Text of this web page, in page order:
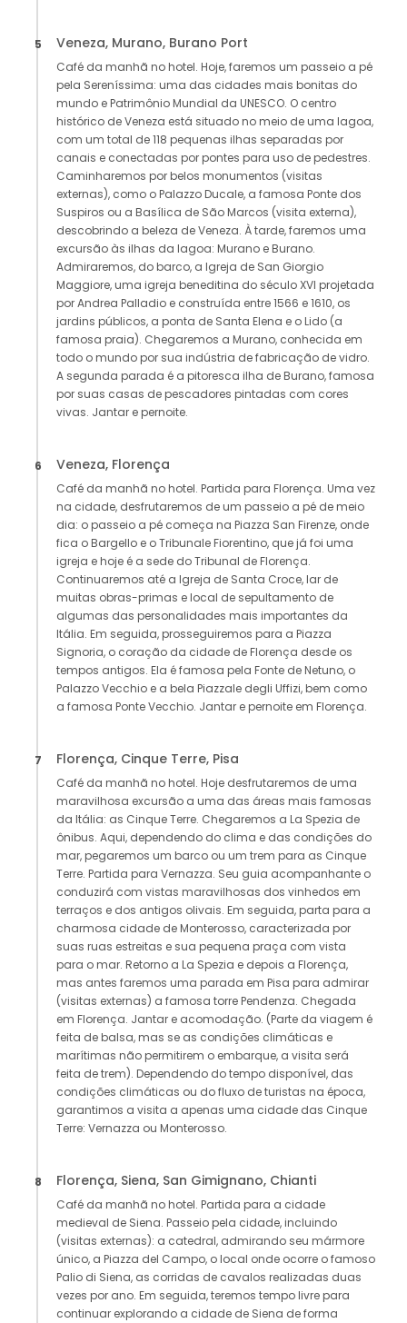
5 Veneza, Murano, Burano Port
Café da manhã no hotel. Hoje, faremos um passeio a pé
pela Sereníssima: uma das cidades mais bonitas do
mundo e Patrimônio Mundial da UNESCO. O centro
histórico de Veneza está situado no meio de uma lagoa,
com um total de 118 pequenas ilhas separadas por
canais e conectadas por pontes para uso de pedestres.
Caminharemos por belos monumentos (visitas
externas), como o Palazzo Ducale, a famosa Ponte dos
Suspiros ou a Basílica de São Marcos (visita externa),
descobrindo a beleza de Veneza. À tarde, faremos uma
excursão às ilhas da lagoa: Murano e Burano.
Admiraremos, do barco, a Igreja de San Giorgio
Maggiore, uma igreja beneditina do século XVI projetada
por Andrea Palladio e construída entre 1566 e 1610, os
jardins públicos, a ponta de Santa Elena e o Lido (a
famosa praia). Chegaremos a Murano, conhecida em
todo o mundo por sua indústria de fabricação de vidro.
A segunda parada é a pitoresca ilha de Burano, famosa
por suas casas de pescadores pintadas com cores
vivas. Jantar e pernoite.
6 Veneza, Florença
Café da manhã no hotel. Partida para Florença. Uma vez
na cidade, desfrutaremos de um passeio a pé de meio
dia: o passeio a pé começa na Piazza San Firenze, onde
fica o Bargello e o Tribunale Fiorentino, que já foi uma
igreja e hoje é a sede do Tribunal de Florença.
Continuaremos até a Igreja de Santa Croce, lar de
muitas obras-primas e local de sepultamento de
algumas das personalidades mais importantes da
Itália. Em seguida, prosseguiremos para a Piazza
Signoria, o coração da cidade de Florença desde os
tempos antigos. Ela é famosa pela Fonte de Netuno, o
Palazzo Vecchio e a bela Piazzale degli Uffizi, bem como
a famosa Ponte Vecchio. Jantar e pernoite em Florença.
7 Florença, Cinque Terre, Pisa
Café da manhã no hotel. Hoje desfrutaremos de uma
maravilhosa excursão a uma das áreas mais famosas
da Itália: as Cinque Terre. Chegaremos a La Spezia de
ônibus. Aqui, dependendo do clima e das condições do
mar, pegaremos um barco ou um trem para as Cinque
Terre. Partida para Vernazza. Seu guia acompanhante o
conduzirá com vistas maravilhosas dos vinhedos em
terraços e dos antigos olivais. Em seguida, parta para a
charmosa cidade de Monterosso, caracterizada por
suas ruas estreitas e sua pequena praça com vista
para o mar. Retorno a La Spezia e depois a Florença,
mas antes faremos uma parada em Pisa para admirar
(visitas externas) a famosa torre Pendenza. Chegada
em Florença. Jantar e acomodação. (Parte da viagem é
feita de balsa, mas se as condições climáticas e
marítimas não permitirem o embarque, a visita será
feita de trem). Dependendo do tempo disponível, das
condições climáticas ou do fluxo de turistas na época,
garantimos a visita a apenas uma cidade das Cinque
Terre: Vernazza ou Monterosso.
8 Florença, Siena, San Gimignano, Chianti
Café da manhã no hotel. Partida para a cidade
medieval de Siena. Passeio pela cidade, incluindo
(visitas externas): a catedral, admirando seu mármore
único, a Piazza del Campo, o local onde ocorre o famoso
Palio di Siena, as corridas de cavalos realizadas duas
vezes por ano. Em seguida, teremos tempo livre para
continuar explorando a cidade de Siena de forma